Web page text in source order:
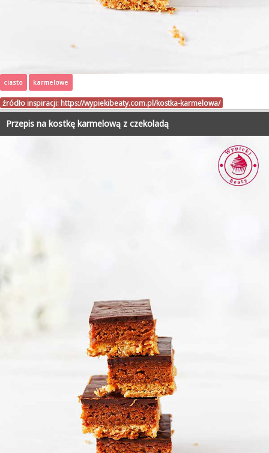
ciasto karmelowe
źródło inspiracji: https://wypiekibeaty.com.pl/kostka-karmelowa/
Przepis na kostkę karmelową z czekoladą